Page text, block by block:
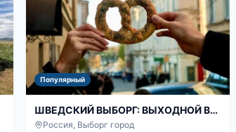
Популярный
ШВЕДСКИЙ ВЫБОРГ: ВЫХОДНОЙ В
СРЕДНЕВЕКОВОМ СТИЛЕ
Россия, Выборг город